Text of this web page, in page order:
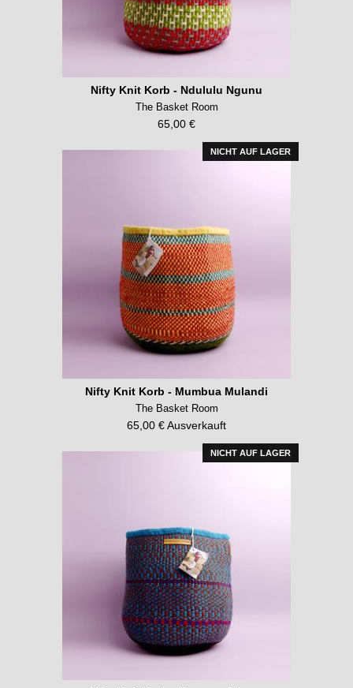
Nifty Knit Korb - Ndululu Ngunu
The Basket Room
65,00 €
NICHT AUF LAGER
Nifty Knit Korb - Mumbua Mulandi
The Basket Room
65,00 € Ausverkauft
NICHT AUF LAGER